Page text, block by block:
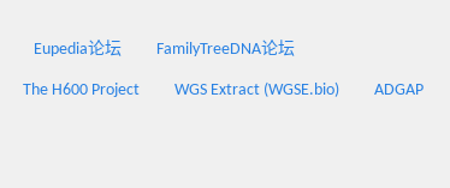
Eupedia论坛 FamilyTreeDNA论坛
The H600 Project WGS Extract (WGSE.bio) ADGAP